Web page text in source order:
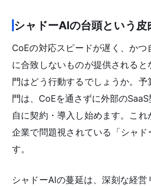
シャドーAIの台頭という皮
CoEの対応スピードが遅く、かつ
に合致しないものが提供されると
門はどう行動するでしょうか。予
門は、CoEを通さずに外部の
自に契約・導入し始めます。これ
企業で問題視されている「シャド
す。
シャドーAIの蔓延は、深刻な経営